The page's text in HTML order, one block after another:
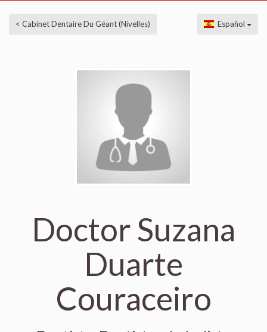
< Cabinet Dentaire Du Géant (Nivelles) Español
Doctor Suzana
Duarte
Couraceiro